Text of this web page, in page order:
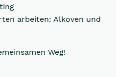
arbeiten: Alkoven und
Weg!